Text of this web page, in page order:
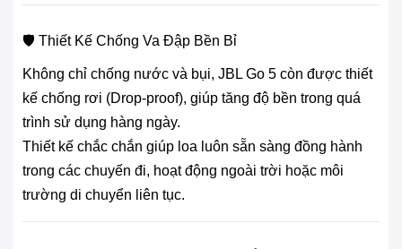
🛡️ Thiết Kế Chống Va Đập Bền Bỉ
Không chỉ chống nước và bụi, JBL Go 5 còn được thiết
kế chống rơi (Drop-proof), giúp tăng độ bền trong quá
trình sử dụng hàng ngày.
Thiết kế chắc chắn giúp loa luôn sẵn sàng đồng hành
trong các chuyến đi, hoạt động ngoài trời hoặc môi
trường di chuyển liên tục.